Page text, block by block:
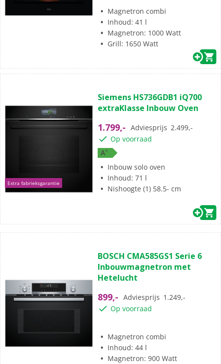
Magnetron combi
Inhoud: 41 l
Magnetron: 1000 Watt
Grill: 1650 Watt
Extra fabrieksgarantie
van
de
sterren.
5
beoordelingen
Siemens HS736GDB1 iQ700
extraKlasse Inbouw Oven
1.799,- Adviesprijs 2.499,-
Op voorraad
A+
Inbouw solo oven
Inhoud: 71 l
Nishoogte (1) 58.5- cm
van
de
5
4
beoordelingen
BOSCH CMA585GS1 Serie 6
Inbouwmagnetron met
Hetelucht
899,- Adviesprijs 1.249,-
Op voorraad
Magnetron combi
Inhoud: 44 l
Magnetron: 900 Watt